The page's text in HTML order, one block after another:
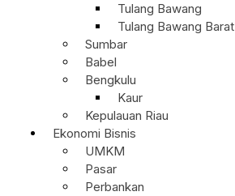
Tulang Bawang
Tulang Bawang Barat
Sumbar
Babel
Bengkulu
Kaur
Kepulauan Riau
Ekonomi Bisnis
UMKM
Pasar
Perbankan